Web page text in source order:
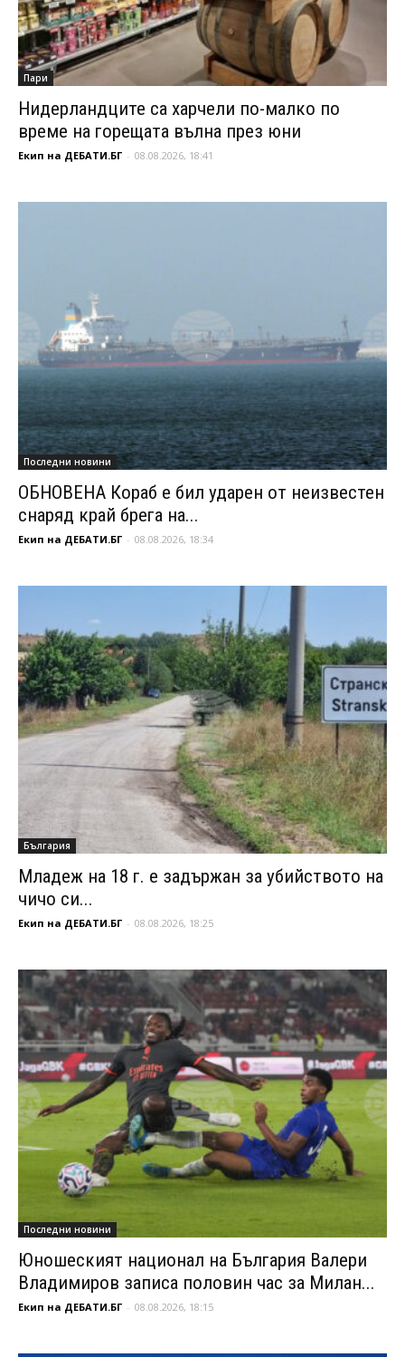
Пари
Нидерландците са харчели по-малко по
време на горещата вълна през юни
Екип на ДЕБАТИ.БГ - 08.08.2026, 18:41
Последни новини
ОБНОВЕНА Кораб е бил ударен от неизвестен
снаряд край брега на...
Екип на ДЕБАТИ.БГ - 08.08.2026, 18:34
България
Младеж на 18 г. е задържан за убийството на
чичо си...
Екип на ДЕБАТИ.БГ - 08.08.2026, 18:25
Последни новини
Юношеският национал на България Валери
Владимиров записа половин час за Милан...
Екип на ДЕБАТИ.БГ - 08.08.2026, 18:15